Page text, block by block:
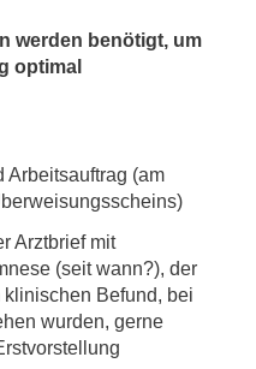
Vorschriften,
und verarbeitet.
Mitarbeitenden der
oder die
Behandlung
werden nicht
für die
Mitarbeitenden der
werden benötigt, um
optimal
Arbeitsauftrag (am
Arztbrief mit
(seit wann?), der
Befund, bei
wurden, gerne